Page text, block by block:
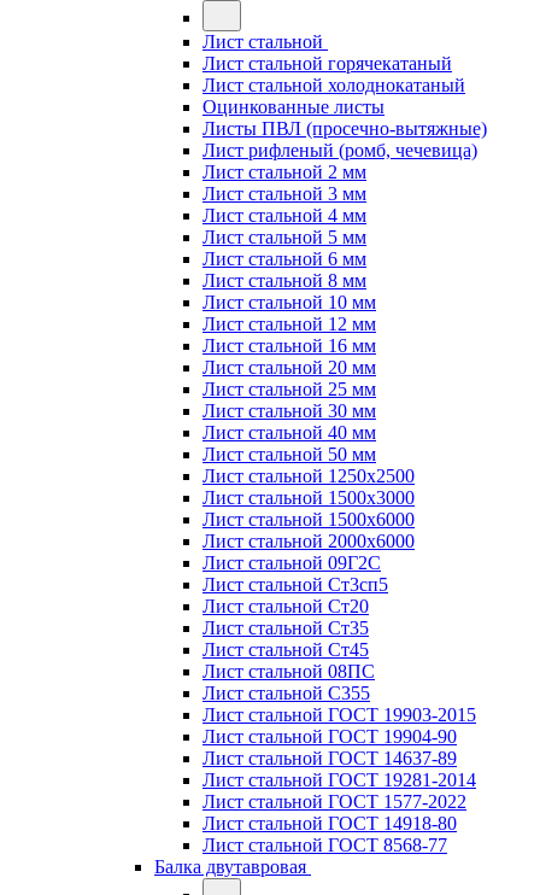
Лист стальной
Лист стальной горячекатаный
Лист стальной холоднокатаный
Оцинкованные листы
Листы ПВЛ (просечно-вытяжные)
Лист рифленый (ромб, чечевица)
Лист стальной 2 мм
Лист стальной 3 мм
Лист стальной 4 мм
Лист стальной 5 мм
Лист стальной 6 мм
Лист стальной 8 мм
Лист стальной 10 мм
Лист стальной 12 мм
Лист стальной 16 мм
Лист стальной 20 мм
Лист стальной 25 мм
Лист стальной 30 мм
Лист стальной 40 мм
Лист стальной 50 мм
Лист стальной 1250х2500
Лист стальной 1500х3000
Лист стальной 1500х6000
Лист стальной 2000х6000
Лист стальной 09Г2С
Лист стальной Ст3сп5
Лист стальной Ст20
Лист стальной Ст35
Лист стальной Ст45
Лист стальной 08ПС
Лист стальной С355
Лист стальной ГОСТ 19903-2015
Лист стальной ГОСТ 19904-90
Лист стальной ГОСТ 14637-89
Лист стальной ГОСТ 19281-2014
Лист стальной ГОСТ 1577-2022
Лист стальной ГОСТ 14918-80
Лист стальной ГОСТ 8568-77
Балка двутавровая